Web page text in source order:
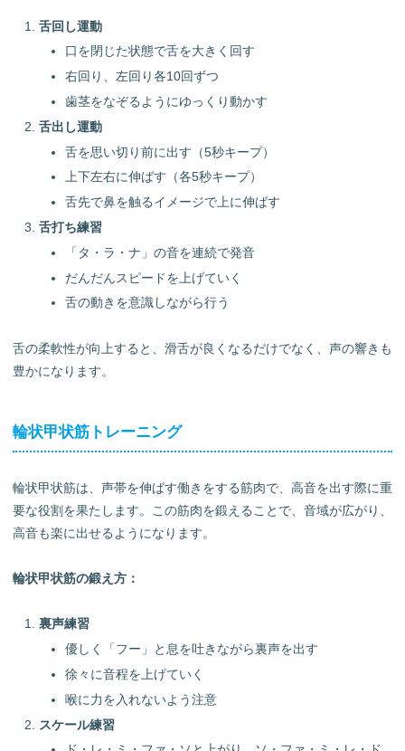
舌回し運動
口を閉じた状態で舌を大きく回す
右回り、左回り各10回ずつ
歯茎をなぞるようにゆっくり動かす
舌出し運動
舌を思い切り前に出す（5秒キープ）
上下左右に伸ばす（各5秒キープ）
舌先で鼻を触るイメージで上に伸ばす
舌打ち練習
「タ・ラ・ナ」の音を連続で発音
だんだんスピードを上げていく
舌の動きを意識しながら行う
舌の柔軟性が向上すると、滑舌が良くなるだけでなく、声の響きも
豊かになります。
輪状甲状筋トレーニング
輪状甲状筋は、声帯を伸ばす働きをする筋肉で、高音を出す際に重
要な役割を果たします。この筋肉を鍛えることで、音域が広がり、
高音も楽に出せるようになります。
輪状甲状筋の鍛え方：
裏声練習
優しく「フー」と息を吐きながら裏声を出す
徐々に音程を上げていく
喉に力を入れないよう注意
スケール練習